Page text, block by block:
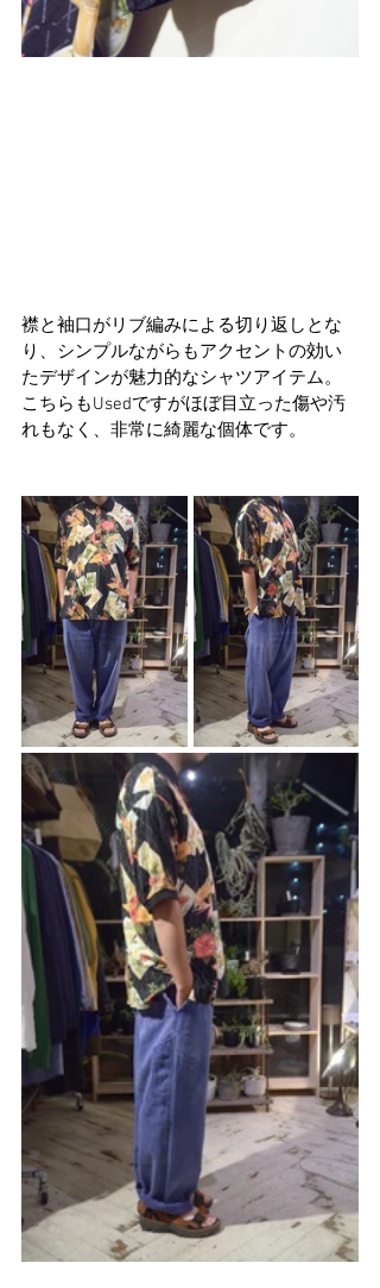
襟と袖口がリブ編みによる切り返しとな
り、シンプルながらもアクセントの効い
たデザインが魅力的なシャツアイテム。
こちらもUsedですがほぼ目立った傷や汚
れもなく、非常に綺麗な個体です。